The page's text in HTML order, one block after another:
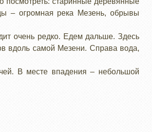
– огромная река Мезень, обрывы
очень редко. Едем дальше. Здесь
вдоль самой Мезени. Справа вода,
В месте впадения – небольшой